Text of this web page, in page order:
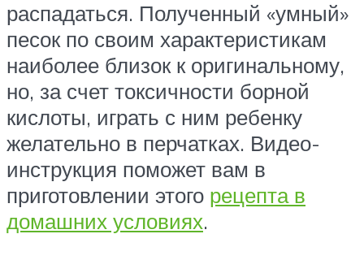
распадаться. Полученный «умный»
песок по своим характеристикам
наиболее близок к оригинальному,
но, за счет токсичности борной
кислоты, играть с ним ребенку
желательно в перчатках. Видео-
инструкция поможет вам в
приготовлении этого рецепта в
домашних условиях.